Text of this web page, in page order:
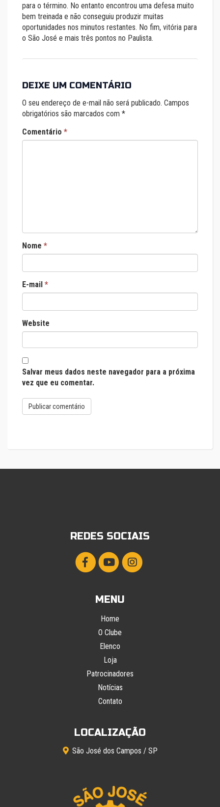
para o término. No entanto encontrou uma defesa muito
bem treinada e não conseguiu produzir muitas
oportunidades nos minutos restantes. No fim, vitória para
o São José e mais três pontos no Paulista.
DEIXE UM COMENTÁRIO
O seu endereço de e-mail não será publicado. Campos
obrigatórios são marcados com *
Comentário *
Nome *
E-mail *
Website
Salvar meus dados neste navegador para a próxima
vez que eu comentar.
REDES SOCIAIS
MENU
Home
O Clube
Elenco
Loja
Patrocinadores
Notícias
Contato
LOCALIZAÇÃO
São José dos Campos / SP